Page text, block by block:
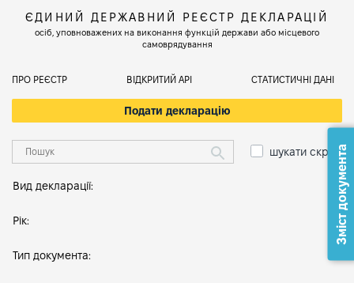
ЄДИНИЙ ДЕРЖАВНИЙ РЕЄСТР ДЕКЛАРАЦІЙ
осіб, уповноважених на виконання функцій держави або місцевого
самоврядування
ПРО РЕЄСТР ВІДКРИТИЙ АРІ СТАТИСТИЧНІ ДАНІ
Подати декларацію
шукати скрізь
Вид декларації:
Рік:
Тип документа:
Зміст документа